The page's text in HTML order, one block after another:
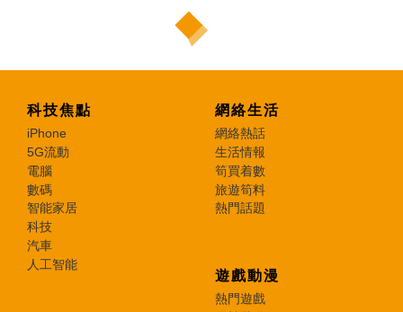
科技焦點
iPhone
5G流動
電腦
數碼
智能家居
科技
汽車
人工智能
網絡生活
網絡熱話
生活情報
筍買着數
旅遊筍料
熱門話題
遊戲動漫
熱門遊戲